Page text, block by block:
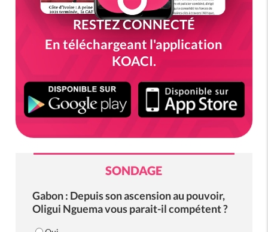
RESTEZ CONNECTÉ
En téléchargeant l'application
KOACI.
SONDAGE
Gabon : Depuis son ascension au pouvoir,
Oligui Nguema vous parait-il compétent ?